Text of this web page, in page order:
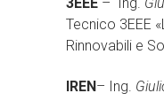
Tecnico 3EEE
Rinnovabili e
IREN– Ing.